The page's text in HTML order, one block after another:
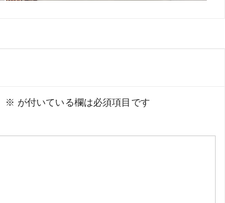
※ が付いている欄は必須項目です